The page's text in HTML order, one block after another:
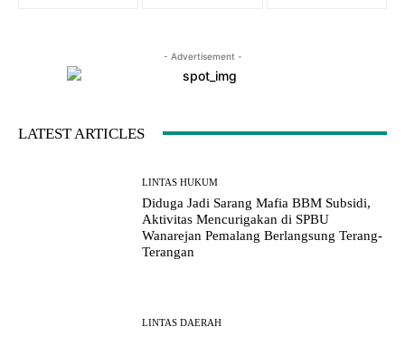
- Advertisement -
LATEST ARTICLES
LINTAS HUKUM
Diduga Jadi Sarang Mafia BBM Subsidi,
Aktivitas Mencurigakan di SPBU
Wanarejan Pemalang Berlangsung Terang-
Terangan
LINTAS DAERAH